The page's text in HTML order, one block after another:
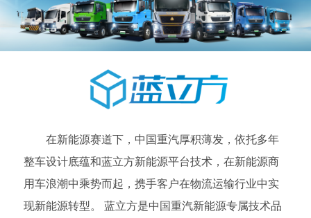
在新能源赛道下，中国重汽厚积薄发，依托多年
整车设计底蕴和蓝立方新能源平台技术，在新能源商
用车浪潮中乘势而起，携手客户在物流运输行业中实
现新能源转型。 蓝立方是中国重汽新能源专属技术品